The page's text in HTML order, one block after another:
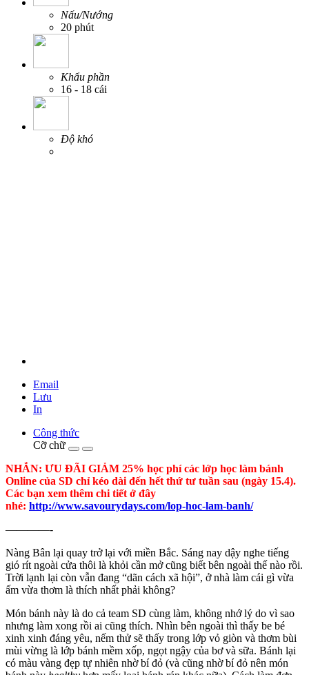
Nấu/Nướng
20 phút
Khẩu phần
16 - 18 cái
Độ khó
Email
Lưu
In
Công thức
Cỡ chữ
NHẮN: ƯU ĐÃI GIẢM 25% học phí các lớp học làm bánh
Online của SD chỉ kéo dài đến hết thứ tư tuần sau (ngày 15.4).
Các bạn xem thêm chi tiết ở đây
nhé: http://www.savourydays.com/lop-hoc-lam-banh/
————-
Nàng Bân lại quay trở lại với miền Bắc. Sáng nay dậy nghe tiếng
gió rít ngoài cửa thôi là khỏi cần mở cũng biết bên ngoài thế nào rồi.
Trời lạnh lại còn vẫn đang “dãn cách xã hội”, ở nhà làm cái gì vừa
ấm vừa thơm là thích nhất phải không?
Món bánh này là do cả team SD cùng làm, không nhớ lý do vì sao
nhưng làm xong rồi ai cũng thích. Nhìn bên ngoài thì thấy be bé
xinh xinh đáng yêu, nếm thử sẽ thấy trong lớp vỏ giòn và thơm bùi
mùi vừng là lớp bánh mềm xốp, ngọt ngậy của bơ và sữa. Bánh lại
có màu vàng đẹp tự nhiên nhờ bí đỏ (và cũng nhờ bí đỏ nên món